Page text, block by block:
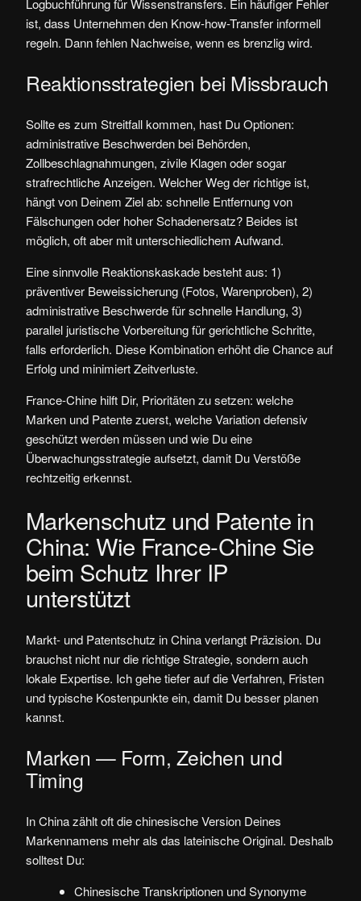
Logbuchführung für Wissenstransfers. Ein häufiger Fehler
ist, dass Unternehmen den Know-how-Transfer informell
regeln. Dann fehlen Nachweise, wenn es brenzlig wird.
Reaktionsstrategien bei Missbrauch
Sollte es zum Streitfall kommen, hast Du Optionen:
administrative Beschwerden bei Behörden,
Zollbeschlagnahmungen, zivile Klagen oder sogar
strafrechtliche Anzeigen. Welcher Weg der richtige ist,
hängt von Deinem Ziel ab: schnelle Entfernung von
Fälschungen oder hoher Schadenersatz? Beides ist
möglich, oft aber mit unterschiedlichem Aufwand.
Eine sinnvolle Reaktionskaskade besteht aus: 1)
präventiver Beweissicherung (Fotos, Warenproben), 2)
administrative Beschwerde für schnelle Handlung, 3)
parallel juristische Vorbereitung für gerichtliche Schritte,
falls erforderlich. Diese Kombination erhöht die Chance auf
Erfolg und minimiert Zeitverluste.
France-Chine hilft Dir, Prioritäten zu setzen: welche
Marken und Patente zuerst, welche Variation defensiv
geschützt werden müssen und wie Du eine
Überwachungsstrategie aufsetzt, damit Du Verstöße
rechtzeitig erkennst.
Markenschutz und Patente in
China: Wie France-Chine Sie
beim Schutz Ihrer IP
unterstützt
Markt- und Patentschutz in China verlangt Präzision. Du
brauchst nicht nur die richtige Strategie, sondern auch
lokale Expertise. Ich gehe tiefer auf die Verfahren, Fristen
und typische Kostenpunkte ein, damit Du besser planen
kannst.
Marken — Form, Zeichen und
Timing
In China zählt oft die chinesische Version Deines
Markennamens mehr als das lateinische Original. Deshalb
solltest Du:
Chinesische Transkriptionen und Synonyme